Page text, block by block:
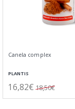
Canela complex
PLANTIS
16,82€ 18,50€